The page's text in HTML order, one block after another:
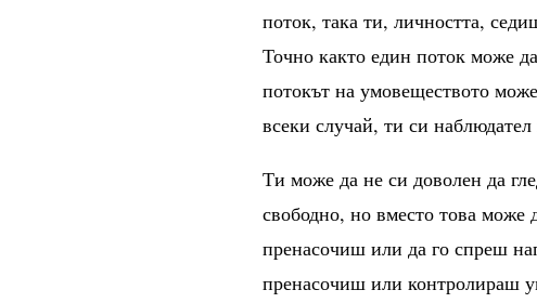
поток, така ти, личността,
Точно както един поток може
потокът на умовеществото
всеки случай, ти си
Ти може да не си доволен да
свободно, но вместо това може
пренасочиш или да го спреш
пренасочиш или контролираш